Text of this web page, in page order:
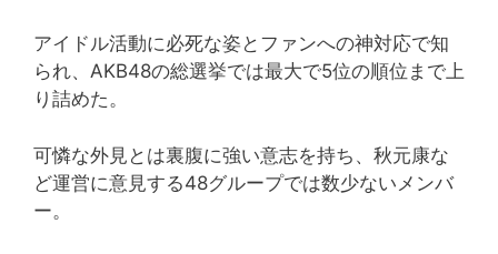
アイドル活動に必死な姿とファンへの神対応で知
られ、AKB48の総選挙では最大で5位の順位まで上
り詰めた。
可憐な外見とは裏腹に強い意志を持ち、秋元康な
ど運営に意見する48グループでは数少ないメンバ
ー。